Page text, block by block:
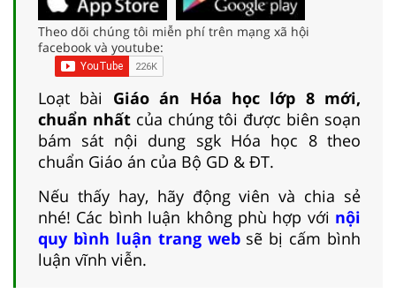
Theo dõi chúng tôi miễn phí trên mạng xã hội
facebook và youtube:
Loạt bài Giáo án Hóa học lớp 8 mới,
chuẩn nhấtcủa chúng tôi được biên soạn
bám sát nội dung sgk Hóa học 8 theo
chuẩn Giáo án của Bộ GD & ĐT.
Nếu thấy hay, hãy động viên và chia sẻ
nhé! Các bình luận không phù hợp với nội
quy bình luận trang websẽ bị cấm bình
luận vĩnh viễn.